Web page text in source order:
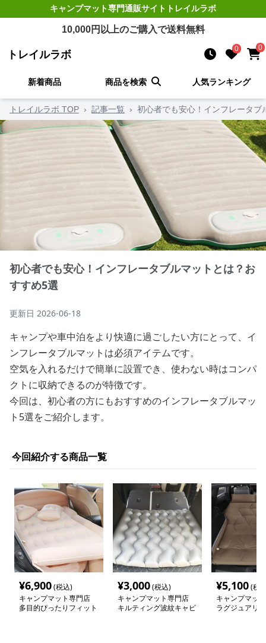
キャンプマット専門通販サイト トレイルラボ
10,000円以上のご購入で送料無料
トレイルラボ 0 0
新着商品 商品を検索 人気ランキング
トレイルラボ TOP › 記事一覧 › 初心者でも安心！インフレータブ
初心者でも安心！インフレータブルマットとは？お
すすめ5選
更新日 2026-06-18
キャンプや車中泊をより快適に過ごしたい方にとって、イ
ンフレータブルマットは必須アイテムです。
空気を入れるだけで簡単に設置でき、使わない時はコンパ
クトに収納できるのが特徴です。
今回は、初心者の方にもおすすめのインフレータブルマッ
ト5選をご紹介します。
今回紹介する商品一覧
¥6,900(税込)
キャンプマット専門店
多目的ぴったりフィット
¥3,000(税込)
キャンプマット専門店
キルティング波紋キャビ
¥5,100(税
キャンプマッ
ラグジュアリ